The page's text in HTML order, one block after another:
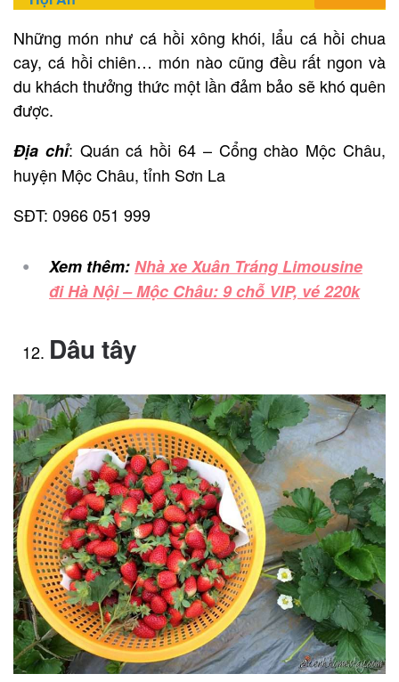
Những món như cá hồi xông khói, lẩu cá hồi chua
cay, cá hồi chiên… món nào cũng đều rất ngon và
du khách thưởng thức một lần đảm bảo sẽ khó quên
được.
Địa chỉ: Quán cá hồi 64 – Cổng chào Mộc Châu,
huyện Mộc Châu, tỉnh Sơn La
SĐT: 0966 051 999
Xem thêm:Nhà xe Xuân Tráng Limousine
đi Hà Nội – Mộc Châu: 9 chỗ VIP, vé 220k
Dâu tây